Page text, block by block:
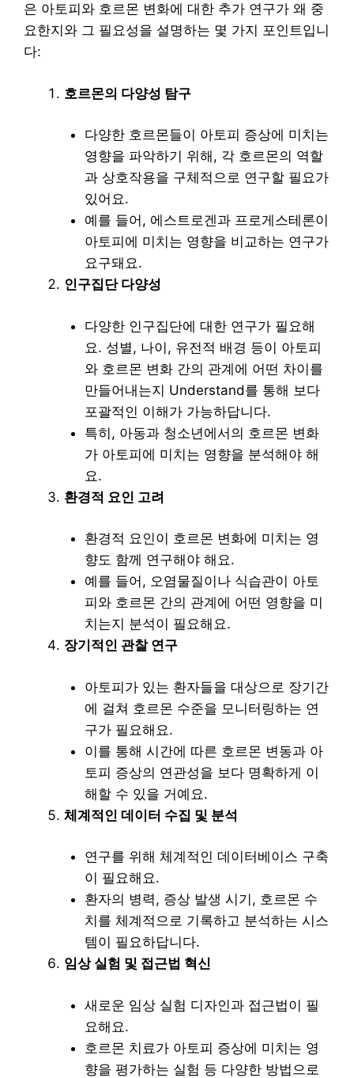
은 아토피와 호르몬 변화에 대한 추가 연구가 왜 중
요한지와 그 필요성을 설명하는 몇 가지 포인트입니
다:
호르몬의 다양성 탐구
다양한 호르몬들이 아토피 증상에 미치는
영향을 파악하기 위해, 각 호르몬의 역할
과 상호작용을 구체적으로 연구할 필요가
있어요.
예를 들어, 에스트로겐과 프로게스테론이
아토피에 미치는 영향을 비교하는 연구가
요구돼요.
인구집단 다양성
다양한 인구집단에 대한 연구가 필요해
요. 성별, 나이, 유전적 배경 등이 아토피
와 호르몬 변화 간의 관계에 어떤 차이를
만들어내는지 Understand를 통해 보다
포괄적인 이해가 가능하답니다.
특히, 아동과 청소년에서의 호르몬 변화
가 아토피에 미치는 영향을 분석해야 해
요.
환경적 요인 고려
환경적 요인이 호르몬 변화에 미치는 영
향도 함께 연구해야 해요.
예를 들어, 오염물질이나 식습관이 아토
피와 호르몬 간의 관계에 어떤 영향을 미
치는지 분석이 필요해요.
장기적인 관찰 연구
아토피가 있는 환자들을 대상으로 장기간
에 걸쳐 호르몬 수준을 모니터링하는 연
구가 필요해요.
이를 통해 시간에 따른 호르몬 변동과 아
토피 증상의 연관성을 보다 명확하게 이
해할 수 있을 거예요.
체계적인 데이터 수집 및 분석
연구를 위해 체계적인 데이터베이스 구축
이 필요해요.
환자의 병력, 증상 발생 시기, 호르몬 수
치를 체계적으로 기록하고 분석하는 시스
템이 필요하답니다.
임상 실험 및 접근법 혁신
새로운 임상 실험 디자인과 접근법이 필
요해요.
호르몬 치료가 아토피 증상에 미치는 영
향을 평가하는 실험 등 다양한 방법으로